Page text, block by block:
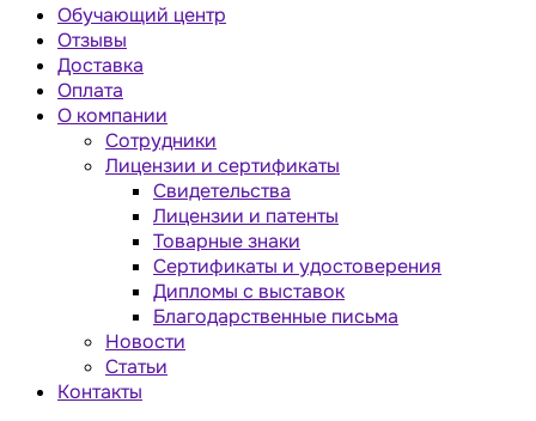
Обучающий центр
Отзывы
Доставка
Оплата
О компании
Сотрудники
Лицензии и сертификаты
Свидетельства
Лицензии и патенты
Товарные знаки
Сертификаты и удостоверения
Дипломы с выставок
Благодарственные письма
Новости
Статьи
Контакты